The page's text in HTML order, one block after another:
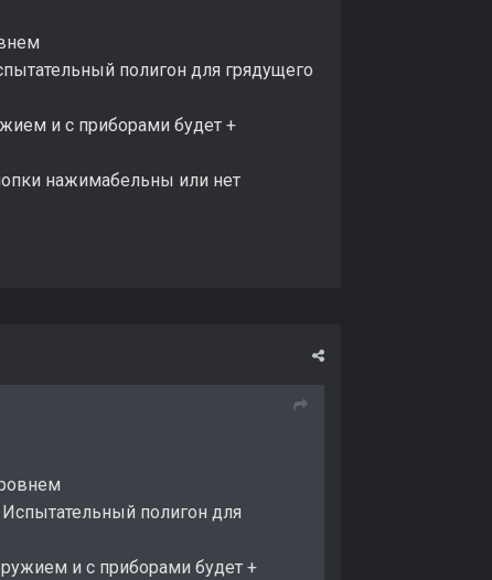
полигон для грядущего
и с приборами будет +
нажимабельны или нет
полигон для
и с приборами будет +